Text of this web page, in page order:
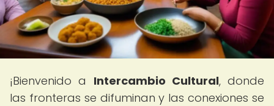
¡Bienvenido a Intercambio Cultural, donde
las fronteras se difuminan y las conexiones se